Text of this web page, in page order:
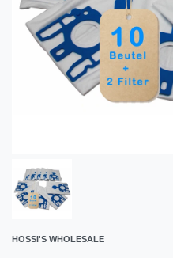
HOSSI'S WHOLESALE